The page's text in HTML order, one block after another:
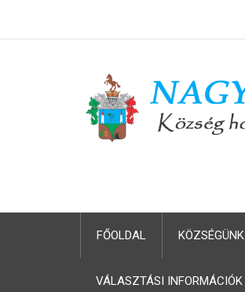
FŐOLDAL KÖZSÉGÜNK
VÁLASZTÁSI INFORMÁCIÓK